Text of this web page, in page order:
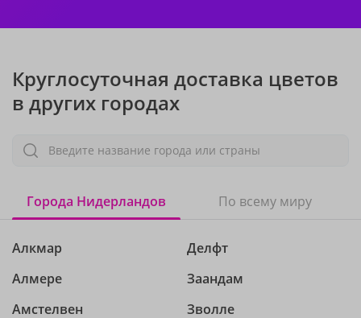
Круглосуточная доставка цветов
в других городах
Введите название города или страны
Города Нидерландов По всему миру
Алкмар
Алмере
Амстелвен
Делфт
Заандам
Зволле